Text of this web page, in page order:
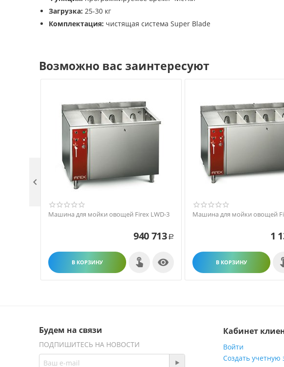
Загрузка: 25-30 кг
Комплектация: чистящая система Super Blade
Возможно вас заинтересуют
Машина для мойки овощей Firex LWD-3
940 713 Р
В КОРЗИНУ 
Машина для мойки овощей
1
В КОРЗИНУ

Будем на связи
ПОДПИШИТЕСЬ НА НОВОСТИ
Кабинет
Войти
Создать учетную